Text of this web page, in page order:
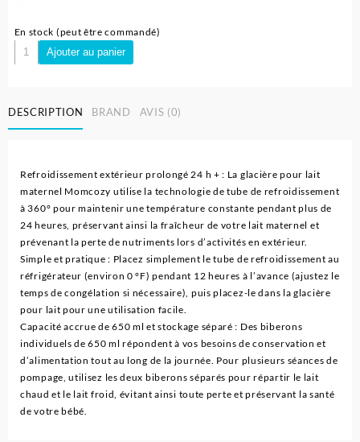
En stock (peut être commandé)
quantité
de
Lait
Maternel
Ajouter au panier
DESCRIPTION BRAND AVIS (0)
Refroidissement extérieur prolongé 24 h + : La glacière pour lait
maternel Momcozy utilise la technologie de tube de refroidissement
à 360° pour maintenir une température constante pendant plus de
24 heures, préservant ainsi la fraîcheur de votre lait maternel et
prévenant la perte de nutriments lors d’activités en extérieur.
Simple et pratique : Placez simplement le tube de refroidissement au
réfrigérateur (environ 0 °F) pendant 12 heures à l’avance (ajustez le
temps de congélation si nécessaire), puis placez-le dans la glacière
pour lait pour une utilisation facile.
Capacité accrue de 650 ml et stockage séparé : Des biberons
individuels de 650 ml répondent à vos besoins de conservation et
d’alimentation tout au long de la journée. Pour plusieurs séances de
pompage, utilisez les deux biberons séparés pour répartir le lait
chaud et le lait froid, évitant ainsi toute perte et préservant la santé
de votre bébé.